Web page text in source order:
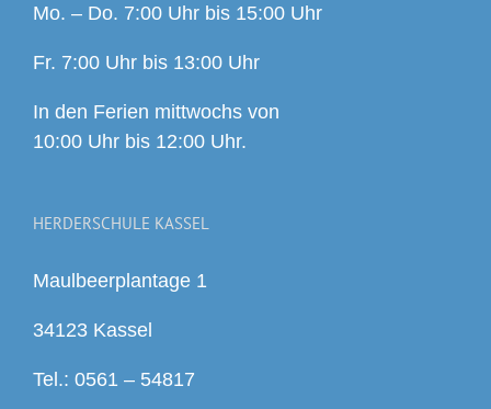
Mo. – Do. 7:00 Uhr bis 15:00 Uhr
Fr. 7:00 Uhr bis 13:00 Uhr
In den Ferien mittwochs von
10:00 Uhr bis 12:00 Uhr.
HERDERSCHULE KASSEL
Maulbeerplantage 1
34123 Kassel
Tel.: 0561 – 54817